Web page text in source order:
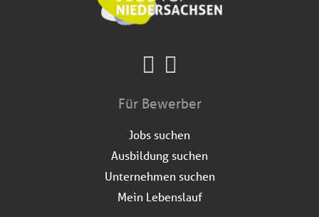
Für Bewerber
Jobs suchen
Ausbildung suchen
Unternehmen suchen
Mein Lebenslauf